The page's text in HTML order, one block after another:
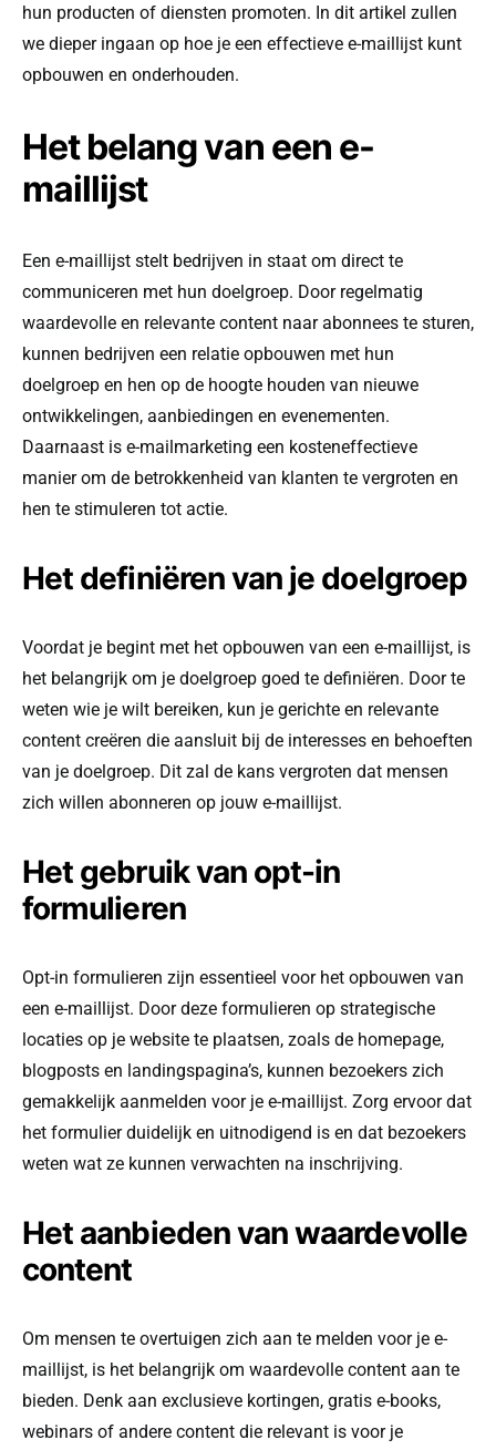
hun producten of diensten promoten. In dit artikel zullen
we dieper ingaan op hoe je een effectieve e-maillijst kunt
opbouwen en onderhouden.
Het belang van een e-
maillijst
Een e-maillijst stelt bedrijven in staat om direct te
communiceren met hun doelgroep. Door regelmatig
waardevolle en relevante content naar abonnees te sturen,
kunnen bedrijven een relatie opbouwen met hun
doelgroep en hen op de hoogte houden van nieuwe
ontwikkelingen, aanbiedingen en evenementen.
Daarnaast is e-mailmarketing een kosteneffectieve
manier om de betrokkenheid van klanten te vergroten en
hen te stimuleren tot actie.
Het definiëren van je doelgroep
Voordat je begint met het opbouwen van een e-maillijst, is
het belangrijk om je doelgroep goed te definiëren. Door te
weten wie je wilt bereiken, kun je gerichte en relevante
content creëren die aansluit bij de interesses en behoeften
van je doelgroep. Dit zal de kans vergroten dat mensen
zich willen abonneren op jouw e-maillijst.
Het gebruik van opt-in
formulieren
Opt-in formulieren zijn essentieel voor het opbouwen van
een e-maillijst. Door deze formulieren op strategische
locaties op je website te plaatsen, zoals de homepage,
blogposts en landingspagina’s, kunnen bezoekers zich
gemakkelijk aanmelden voor je e-maillijst. Zorg ervoor dat
het formulier duidelijk en uitnodigend is en dat bezoekers
weten wat ze kunnen verwachten na inschrijving.
Het aanbieden van waardevolle
content
Om mensen te overtuigen zich aan te melden voor je e-
maillijst, is het belangrijk om waardevolle content aan te
bieden. Denk aan exclusieve kortingen, gratis e-books,
webinars of andere content die relevant is voor je